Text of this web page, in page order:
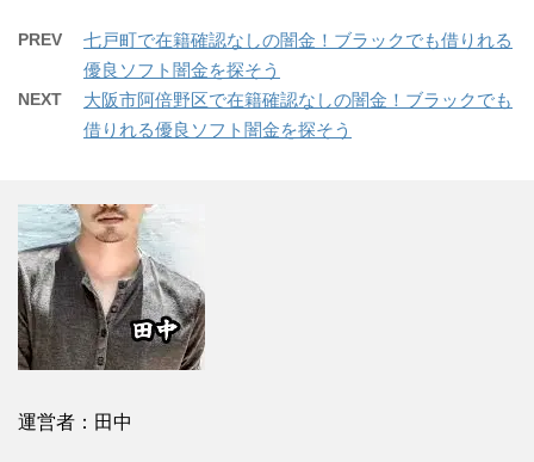
PREV
七戸町で在籍確認なしの闇金！ブラックでも借りれる
優良ソフト闇金を探そう
NEXT
大阪市阿倍野区で在籍確認なしの闇金！ブラックでも
借りれる優良ソフト闇金を探そう
運営者：田中